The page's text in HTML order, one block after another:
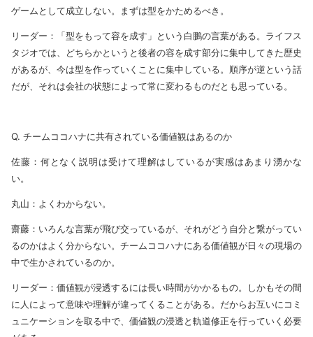
ゲームとして成立しない。まずは型をかためるべき。
リーダー：「型をもって容を成す」という白鵬の言葉がある。ライフス
タジオでは、どちらかというと後者の容を成す部分に集中してきた歴史
があるが、今は型を作っていくことに集中している。順序が逆という話
だが、それは会社の状態によって常に変わるものだとも思っている。
Q. チームココハナに共有されている価値観はあるのか
佐藤：何となく説明は受けて理解はしているが実感はあまり湧かな
い。
丸山：よくわからない。
齋藤：いろんな言葉が飛び交っているが、それがどう自分と繋がってい
るのかはよく分からない。チームココハナにある価値観が日々の現場の
中で生かされているのか。
リーダー：価値観が浸透するには長い時間がかかるもの。しかもその間
に人によって意味や理解が違ってくることがある。だからお互いにコミ
ュニケーションを取る中で、価値観の浸透と軌道修正を行っていく必要